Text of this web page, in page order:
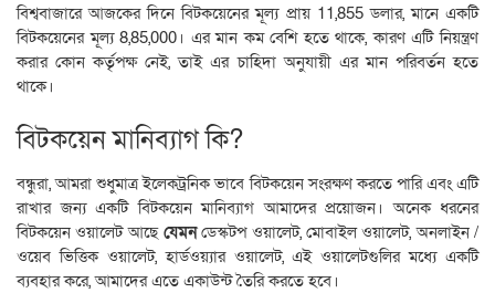
বিশ্ববাজারে আজকের দিনে বিটকয়েনের মূল্য প্রায় 11,855 ডলার, মানে একটি
বিটকয়েনের মূল্য 8,85,000। এর মান কম বেশি হতে থাকে, কারণ এটি নিয়ন্ত্রণ
করার কোন কর্তৃপক্ষ নেই, তাই এর চাহিদা অনুযায়ী এর মান পরিবর্তন হতে
থাকে।
বিটকয়েন মানিব্যাগ কি?
বন্ধুরা, আমরা শুধুমাত্র ইলেকট্রনিক ভাবে বিটকয়েন সংরক্ষণ করতে পারি এবং এটি
রাখার জন্য একটি বিটকয়েন মানিব্যাগ আমাদের প্রয়োজন। অনেক ধরনের
বিটকয়েন ওয়ালেট আছেযেমনডেস্কটপ ওয়ালেট, মোবাইল ওয়ালেট, অনলাইন /
ওয়েব ভিত্তিক ওয়ালেট, হার্ডওয়্যার ওয়ালেট, এই ওয়ালেটগুলির মধ্যে একটি
ব্যবহার করে, আমাদের এতে একাউন্ট তৈরি করতে হবে।